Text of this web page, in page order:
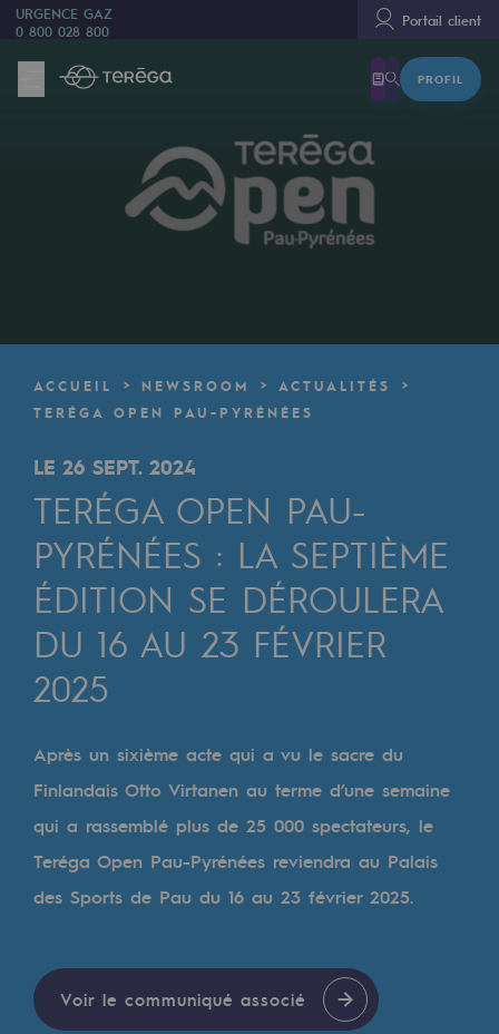
URGENCE GAZ
0 800 028 800
Portail client
PROFIL
Nous sommes
80 ans d'histoire
Une organisation adaptative et ouverte
Une organisation adaptative et
Digitalisation
Transversalité et Collaboratif
Notre culture et nos valeurs
Une organisation certifiée
Notre organisation
Indicateurs
Publications institutionnelles
Les énergies d'avenir
Les énergies d'avenir
ACCUEIL NEWSROOM
ACTUALITÉS
TERÉGA OPEN PAU-PYRÉNÉES
LE 26 SEPT. 2024
TERÉGA OPEN PAU-
PYRÉNÉES : LA SEPTIÈME
ÉDITION SE DÉROULERA
DU 16 AU 23 FÉVRIER
2025
Après un sixième acte qui a vu le sacre du
Finlandais Otto Virtanen au terme d’une semaine
qui a rassemblé plus de 25 000 spectateurs, le
Teréga Open Pau-Pyrénées reviendra au Palais
des Sports de Pau du 16 au 23 février 2025.
Voir le communiqué associé